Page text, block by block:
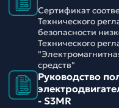
Сертификат
Технического
безопасности
Технического
средств"
Руководство
- S3MR